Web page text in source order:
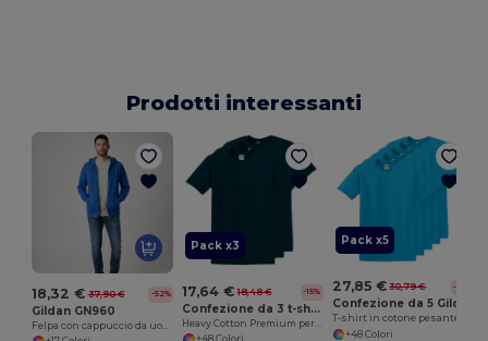
Prodotti interessanti
18,32 € 37,90 € -52%
Gildan GN960
Pack x3
17,64 € 18,48 € -15%
Confezione da 3 t-shirt classiche Gildan 5000
Pack x5
27,85 € 30,79 € -15%
+48 Colori